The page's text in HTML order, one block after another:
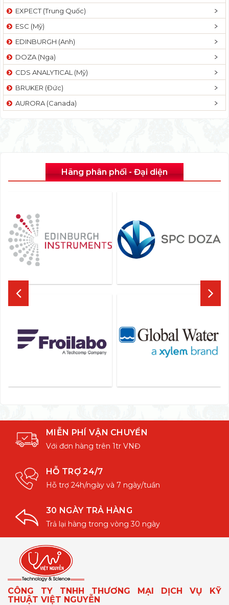
EXPECT (Trung Quốc)
ESC (Mỹ)
EDINBURGH (Anh)
DOZA (Nga)
CDS ANALYTICAL (Mỹ)
BRUKER (Đức)
AURORA (Canada)
Hãng phân phối - Đại diện
MIỄN PHÍ VẬN CHUYỂN
Với đơn hàng trên 1tr VNĐ
HỖ TRỢ 24/7
Hỗ trợ 24h/ngày và 7 ngày/tuần
30 NGÀY TRẢ HÀNG
Trả lại hàng trong vòng 30 ngày
CÔNG TY TNHH THƯƠNG MẠI DỊCH VỤ KỸ
THUẬT VIỆT NGUYỄN